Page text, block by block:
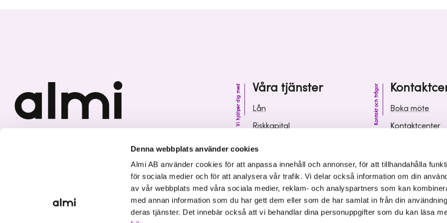
Denna webbplats använder cookies
Almi AB använder cookies för att anpassa innehåll och annonser, för att tillhandahålla
för sociala medier och för att analysera vår trafik. Vi delar också information om din
av vår webbplats med våra sociala medier, reklam- och analyspartners som kan
med annan information som du har gett dem eller som de har samlat in från din
deras tjänster. Det innebär också att vi behandlar dina personuppgifter som du kan läsa
Våra tjänster
Vi hjälper dig med
Lån
Riskkapital
Kunskap och inspiration
Kontakt och frågor
Boka möte
Kontaktcenter